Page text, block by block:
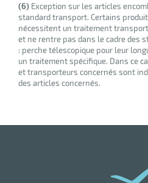
(6) Exception sur les articles
standard transport. Certains
nécessitent un traitement
et ne rentre pas dans le cadre des
: perche télescopique pour leur
un traitement spécifique. Dans ce
et transporteurs concernés sont
des articles concernés.